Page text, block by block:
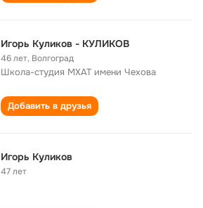
Игорь Куликов - КУЛИКОВ
46 лет, Волгоград
Школа-студия МХАТ имени Чехова
Добавить в друзья
Игорь Куликов
47 лет